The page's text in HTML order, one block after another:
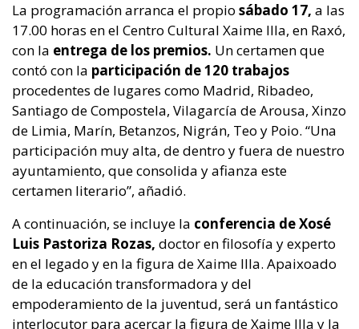
La programación arranca el propio sábado 17, a las
17.00 horas en el Centro Cultural Xaime Illa, en Raxó,
con la entrega de los premios. Un certamen que
contó con la participación de 120 trabajos
procedentes de lugares como Madrid, Ribadeo,
Santiago de Compostela, Vilagarcía de Arousa, Xinzo
de Limia, Marín, Betanzos, Nigrán, Teo y Poio. “Una
participación muy alta, de dentro y fuera de nuestro
ayuntamiento, que consolida y afianza este
certamen literario”, añadió.
A continuación, se incluye la conferencia de Xosé
Luis Pastoriza Rozas, doctor en filosofía y experto
en el legado y en la figura de Xaime Illa. Apaixoado
de la educación transformadora y del
empoderamiento de la juventud, será un fantástico
interlocutor para acercar la figura de Xaime Illa y la